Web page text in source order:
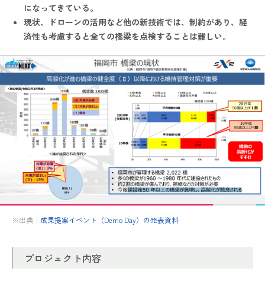
になってきている。
現状、ドローンの活用など他の新技術では、制約があり、経
済性も考慮すると全ての橋梁を点検することは難しい。
※出典｜ 成果提案イベント（Demo Day）の発表資料
プロジェクト内容